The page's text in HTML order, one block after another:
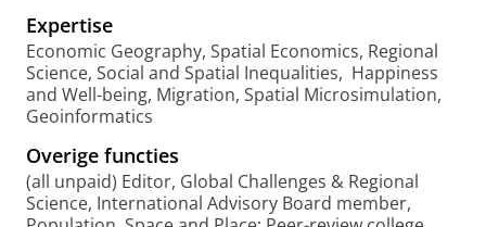
t
a
l
Expertise
Economic Geography, Spatial Economics, Regional
Science, Social and Spatial Inequalities, Happiness
and Well-being, Migration, Spatial Microsimulation,
Geoinformatics
Overige functies
(all unpaid) Editor, Global Challenges & Regional
Science, International Advisory Board member,